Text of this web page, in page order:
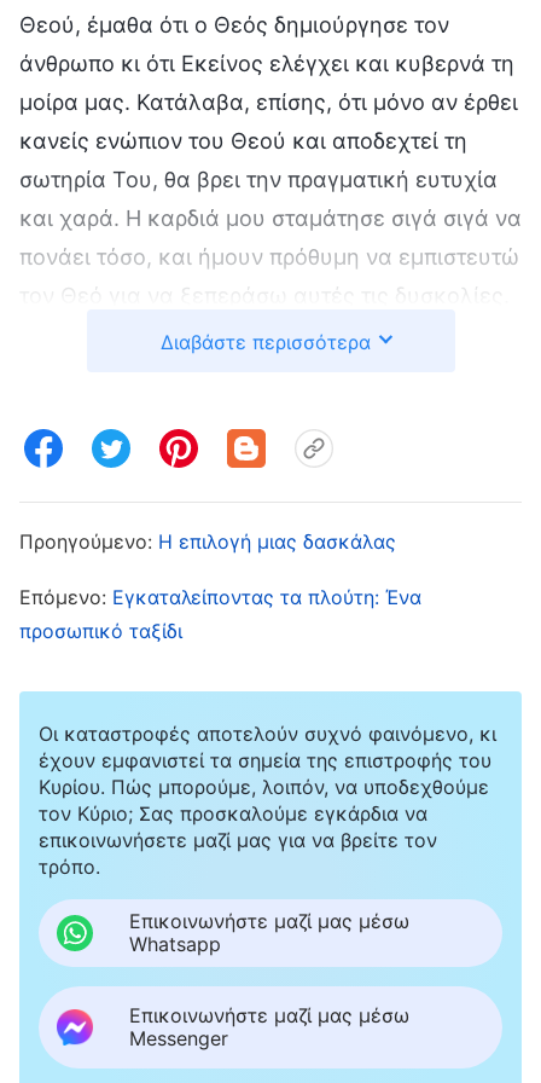
Θεού, έμαθα ότι ο Θεός δημιούργησε τον
άνθρωπο κι ότι Εκείνος ελέγχει και κυβερνά τη
μοίρα μας. Κατάλαβα, επίσης, ότι μόνο αν έρθει
κανείς ενώπιον του Θεού και αποδεχτεί τη
σωτηρία Του, θα βρει την πραγματική ευτυχία
και χαρά. Η καρδιά μου σταμάτησε σιγά σιγά να
πονάει τόσο, και ήμουν πρόθυμη να εμπιστευτώ
τον Θεό για να ξεπεράσω αυτές τις δυσκολίες.
Ανέλπιστα, ο σύζυγός μου πήρε γρήγορα
μεγάλη αποζημίωση. Ένιωσα βαθιά ευγνώμων
Θεού: « Ο Χριστός των εσχάτων ημερών
αέναη οδό για την αλήθεια. Αυτή η αλήθεια
είναι το μονοπάτι με το οποίο ο άνθρωπος
μονοπάτι για να γνωρίσει τον Θεό και να
λάβει την έγκρισή Του»(«Ο Λόγος», τόμ. 1: «Η
εμφάνιση και το έργο του Θεού», Μόνο ο Χριστός
των εσχάτων ημερών μπορεί να δώσει στον άνθρωπο
την οδό για την αιώνια ζωή)
ο Θεός εκφράζει την αλήθεια για να καθάρει
και να σώσει την ανθρωπότητα, να
ελευθερώσει τους ανθρώπους από τη σκοτεινή
δύναμη του Σατανά και να τους δώσει αιώνια
ζωή, και να τους φέρει στη βασιλεία Του. Οι
Διαβάστε περισσότερα
Προηγούμενο: Η επιλογή μιας δασκάλας
Επόμενο: Εγκαταλείποντας τα πλούτη: Ένα
προσωπικό ταξίδι
Οι καταστροφές αποτελούν συχνό φαινόμενο, κι
έχουν εμφανιστεί τα σημεία της επιστροφής του
Κυρίου. Πώς μπορούμε, λοιπόν, να υποδεχθούμε
τον Κύριο; Σας προσκαλούμε εγκάρδια να
επικοινωνήσετε μαζί μας για να βρείτε τον
τρόπο.
Επικοινωνήστε μαζί μας μέσω
Whatsapp
Επικοινωνήστε μαζί μας μέσω
Messenger